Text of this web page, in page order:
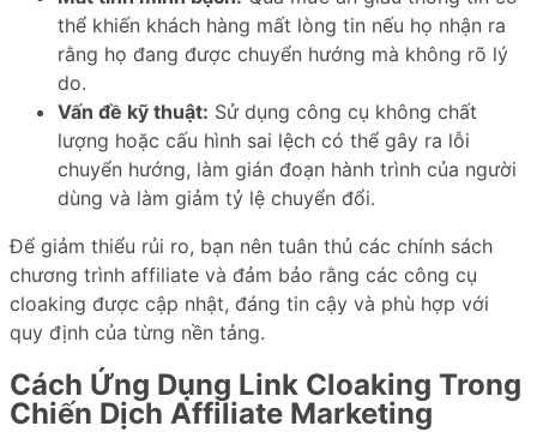
thể khiến khách hàng mất lòng tin nếu họ nhận ra
rằng họ đang được chuyển hướng mà không rõ lý
do.
Vấn đề kỹ thuật: Sử dụng công cụ không chất
lượng hoặc cấu hình sai lệch có thể gây ra lỗi
chuyển hướng, làm gián đoạn hành trình của người
dùng và làm giảm tỷ lệ chuyển đổi.
Để giảm thiểu rủi ro, bạn nên tuân thủ các chính sách
chương trình affiliate và đảm bảo rằng các công cụ
cloaking được cập nhật, đáng tin cậy và phù hợp với
quy định của từng nền tảng.
Cách Ứng Dụng Link Cloaking Trong
Chiến Dịch Affiliate Marketing